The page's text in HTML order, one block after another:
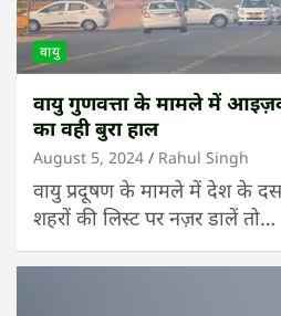
वायु
वायु गुणवत्ता के मामले में
का वही बुरा हाल
August 5, 2024 Rahul Singh
वायु प्रदूषण के मामले में देश के दस
शहरों की लिस्ट पर नज़र डालें तो…